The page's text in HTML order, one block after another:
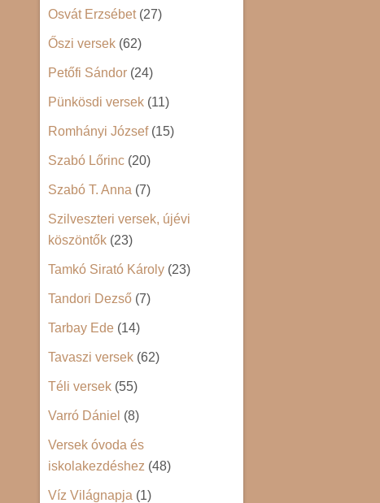
Osvát Erzsébet(27)
Őszi versek (62)
Petőfi Sándor (24)
Pünkösdi versek (11)
Romhányi József(15)
Szabó Lőrinc (20)
Szabó T. Anna (7)
Szilveszteri versek, újévi
köszöntők (23)
Tamkó Sirató Károly (23)
Tandori Dezső (7)
Tarbay Ede (14)
Tavaszi versek (62)
Téli versek (55)
Varró Dániel (8)
Versek óvoda és
iskolakezdéshez (48)
Víz Világnapja (1)